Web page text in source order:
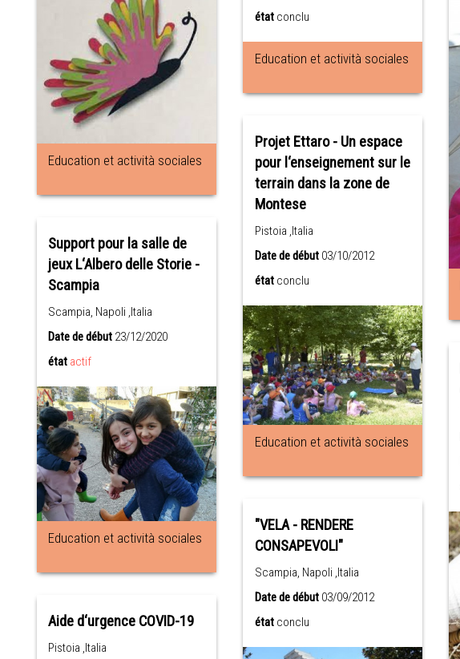
Education et actività sociales
Support pour la salle de
jeux L‘Albero delle Storie -
Scampia
Scampia, Napoli ,Italia
Date de début 23/12/2020
état actif
Education et actività sociales
Aide d‘urgence COVID-19
Pistoia ,Italia
état conclu
Education et actività sociales
Projet Ettaro - Un espace
pour l‘enseignement sur le
terrain dans la zone de
Montese
Pistoia ,Italia
Date de début03/10/2012
état conclu
Education et actività sociales
"VELA - RENDERE
CONSAPEVOLI"
Scampia, Napoli ,Italia
Date de début03/09/2012
état conclu